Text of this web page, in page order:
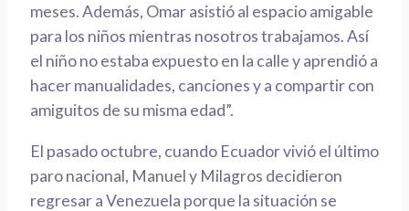
meses. Además, Omar asistió al espacio amigable
para los niños mientras nosotros trabajamos. Así
el niño no estaba expuesto en la calle y aprendió a
hacer manualidades, canciones y a compartir con
amiguitos de su misma edad”.
El pasado octubre, cuando Ecuador vivió el último
paro nacional, Manuel y Milagros decidieron
regresar a Venezuela porque la situación se